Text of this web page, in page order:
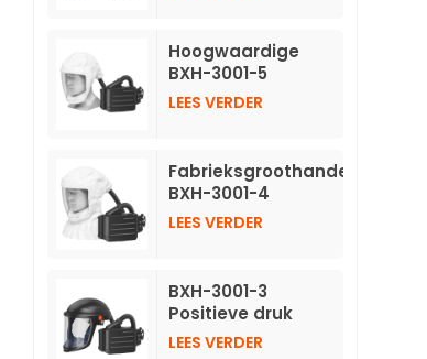
TH3 met lashelm
Hoogwaardige
BXH-3001-5
aangedreven
met korte kap
LEES VERDER
Fabrieksgroothandel
BXH-3001-4
aangedreven
met lange, niet-
geweven kap
LEES VERDER
BXH-3001-3
Positieve druk
luchtzuiverende
LEES VERDER